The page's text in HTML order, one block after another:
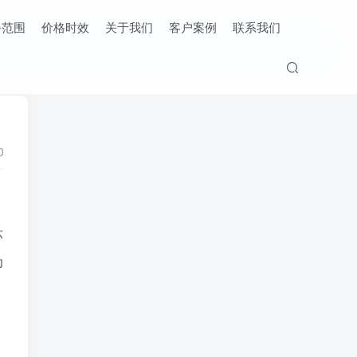
围 价格时效 关于我们 客户案例 联系我们